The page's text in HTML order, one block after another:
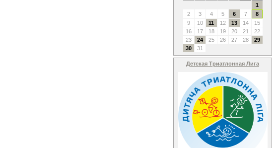
1
2
3 4 5 6 7
8
9
10 11 12 13 14
15
16
17 18 19 20 21
22
23
24 25 26 27 28
29
30
31
Детская Триатлонная Лига